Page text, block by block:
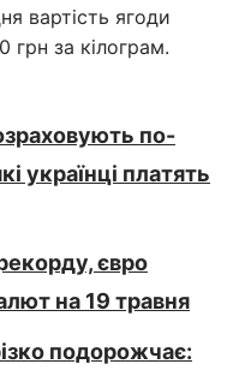
вартість ягоди
грн за кілограм.
по-
українці платять
євро
на 19 травня
подорожчає: